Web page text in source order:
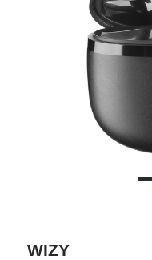
WIZY